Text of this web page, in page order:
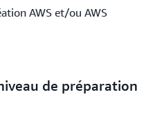
AWS et/ou AWS
de préparation